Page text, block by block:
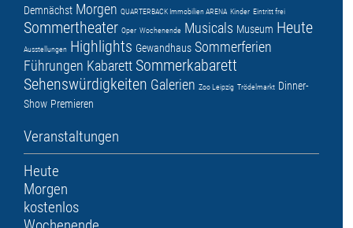
Demnächst Morgen QUARTERBACK Immobilien ARENA Kinder Eintritt frei
Sommertheater Oper Wochenende Musicals Museum Heute
Ausstellungen Highlights Gewandhaus Sommerferien
Führungen Kabarett Sommerkabarett
Sehenswürdigkeiten Galerien Zoo Leipzig Trödelmarkt Dinner-
Show Premieren
Veranstaltungen
Heute
Morgen
kostenlos